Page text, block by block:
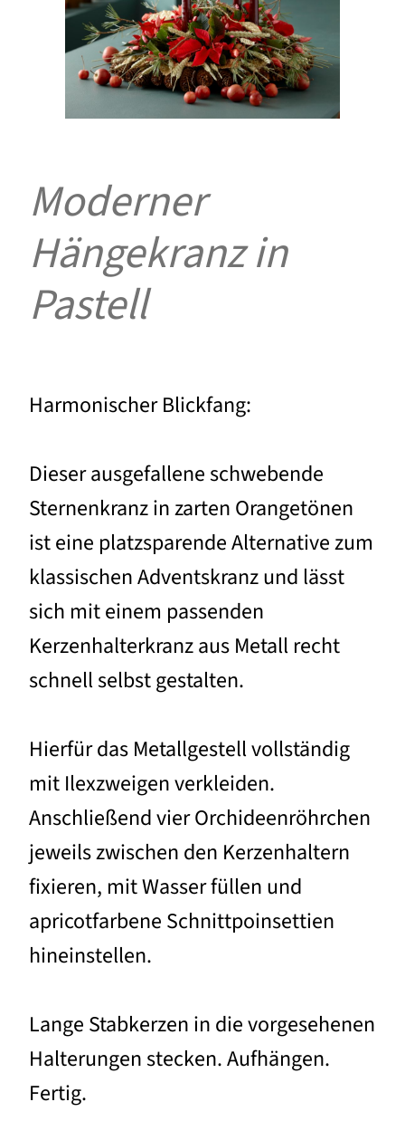
Moderner
Hängekranz in
Pastell
Harmonischer Blickfang:
Dieser ausgefallene schwebende
Sternenkranz in zarten Orangetönen
ist eine platzsparende Alternative zum
klassischen Adventskranz und lässt
sich mit einem passenden
Kerzenhalterkranz aus Metall recht
schnell selbst gestalten.
Hierfür das Metallgestell vollständig
mit Ilexzweigen verkleiden.
Anschließend vier Orchideenröhrchen
jeweils zwischen den Kerzenhaltern
fixieren, mit Wasser füllen und
apricotfarbene Schnittpoinsettien
hineinstellen.
Lange Stabkerzen in die vorgesehenen
Halterungen stecken. Aufhängen.
Fertig.